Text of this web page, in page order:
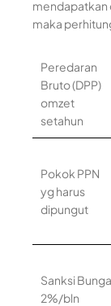
mendapatkan
maka
Peredaran
Bruto (DPP)
omzet
setahun
Pokok PPN
yg harus
dipungut
Sanksi Bunga
2%/bln